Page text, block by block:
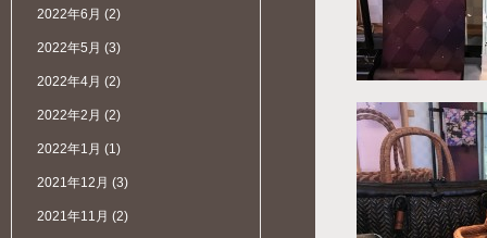
2022年6月 (2)
2022年5月 (3)
2022年4月 (2)
2022年2月 (2)
2022年1月 (1)
2021年12月 (3)
2021年11月 (2)